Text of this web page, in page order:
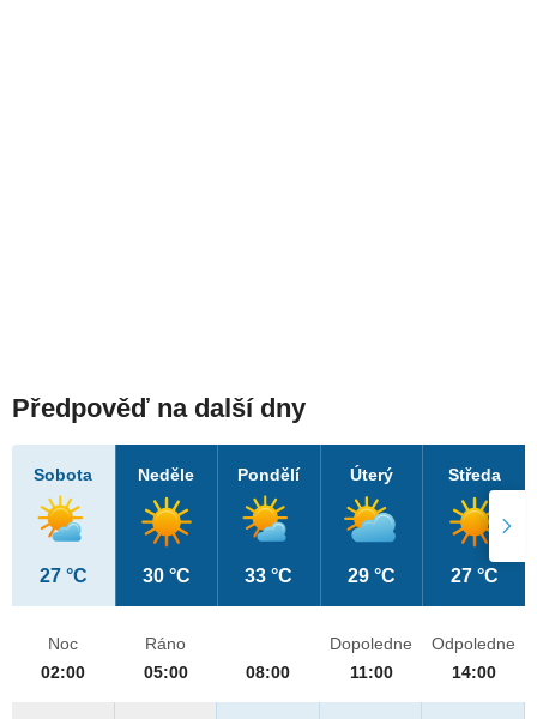
Předpověď na další dny
Sobota
27 °C
Neděle
30 °C
Pondělí
33 °C
Úterý
29 °C
Středa
27 °C
Noc
02:00
Ráno
05:00
08:00
Dopoledne
11:00
Odpoledne
14:00